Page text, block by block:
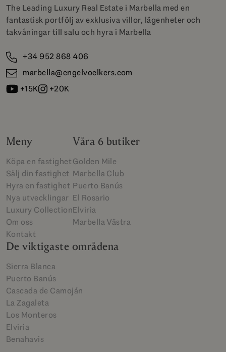
The Leading Luxury Real Estate i Marbella med en
fantastisk portfölj av exklusiva villor, lägenheter och
takvåningar till salu och hyra i Marbella
+34 952 868 406
marbella@engelvoelkers.com
+15K
+20K
Meny
Köpa en fastighet
Sälj din fastighet
Hyra en fastighet
Nya utvecklingar
Luxury Collection
Om oss
Kontakt
Våra 6 butiker
Golden Mile
Marbella Club
Puerto Banús
El Rosario
Elviria
Marbella Västra
De viktigaste områdena
Sierra Blanca
Puerto Banús
Cascada de Camoján
La Zagaleta
Los Monteros
Elviria
Benahavis